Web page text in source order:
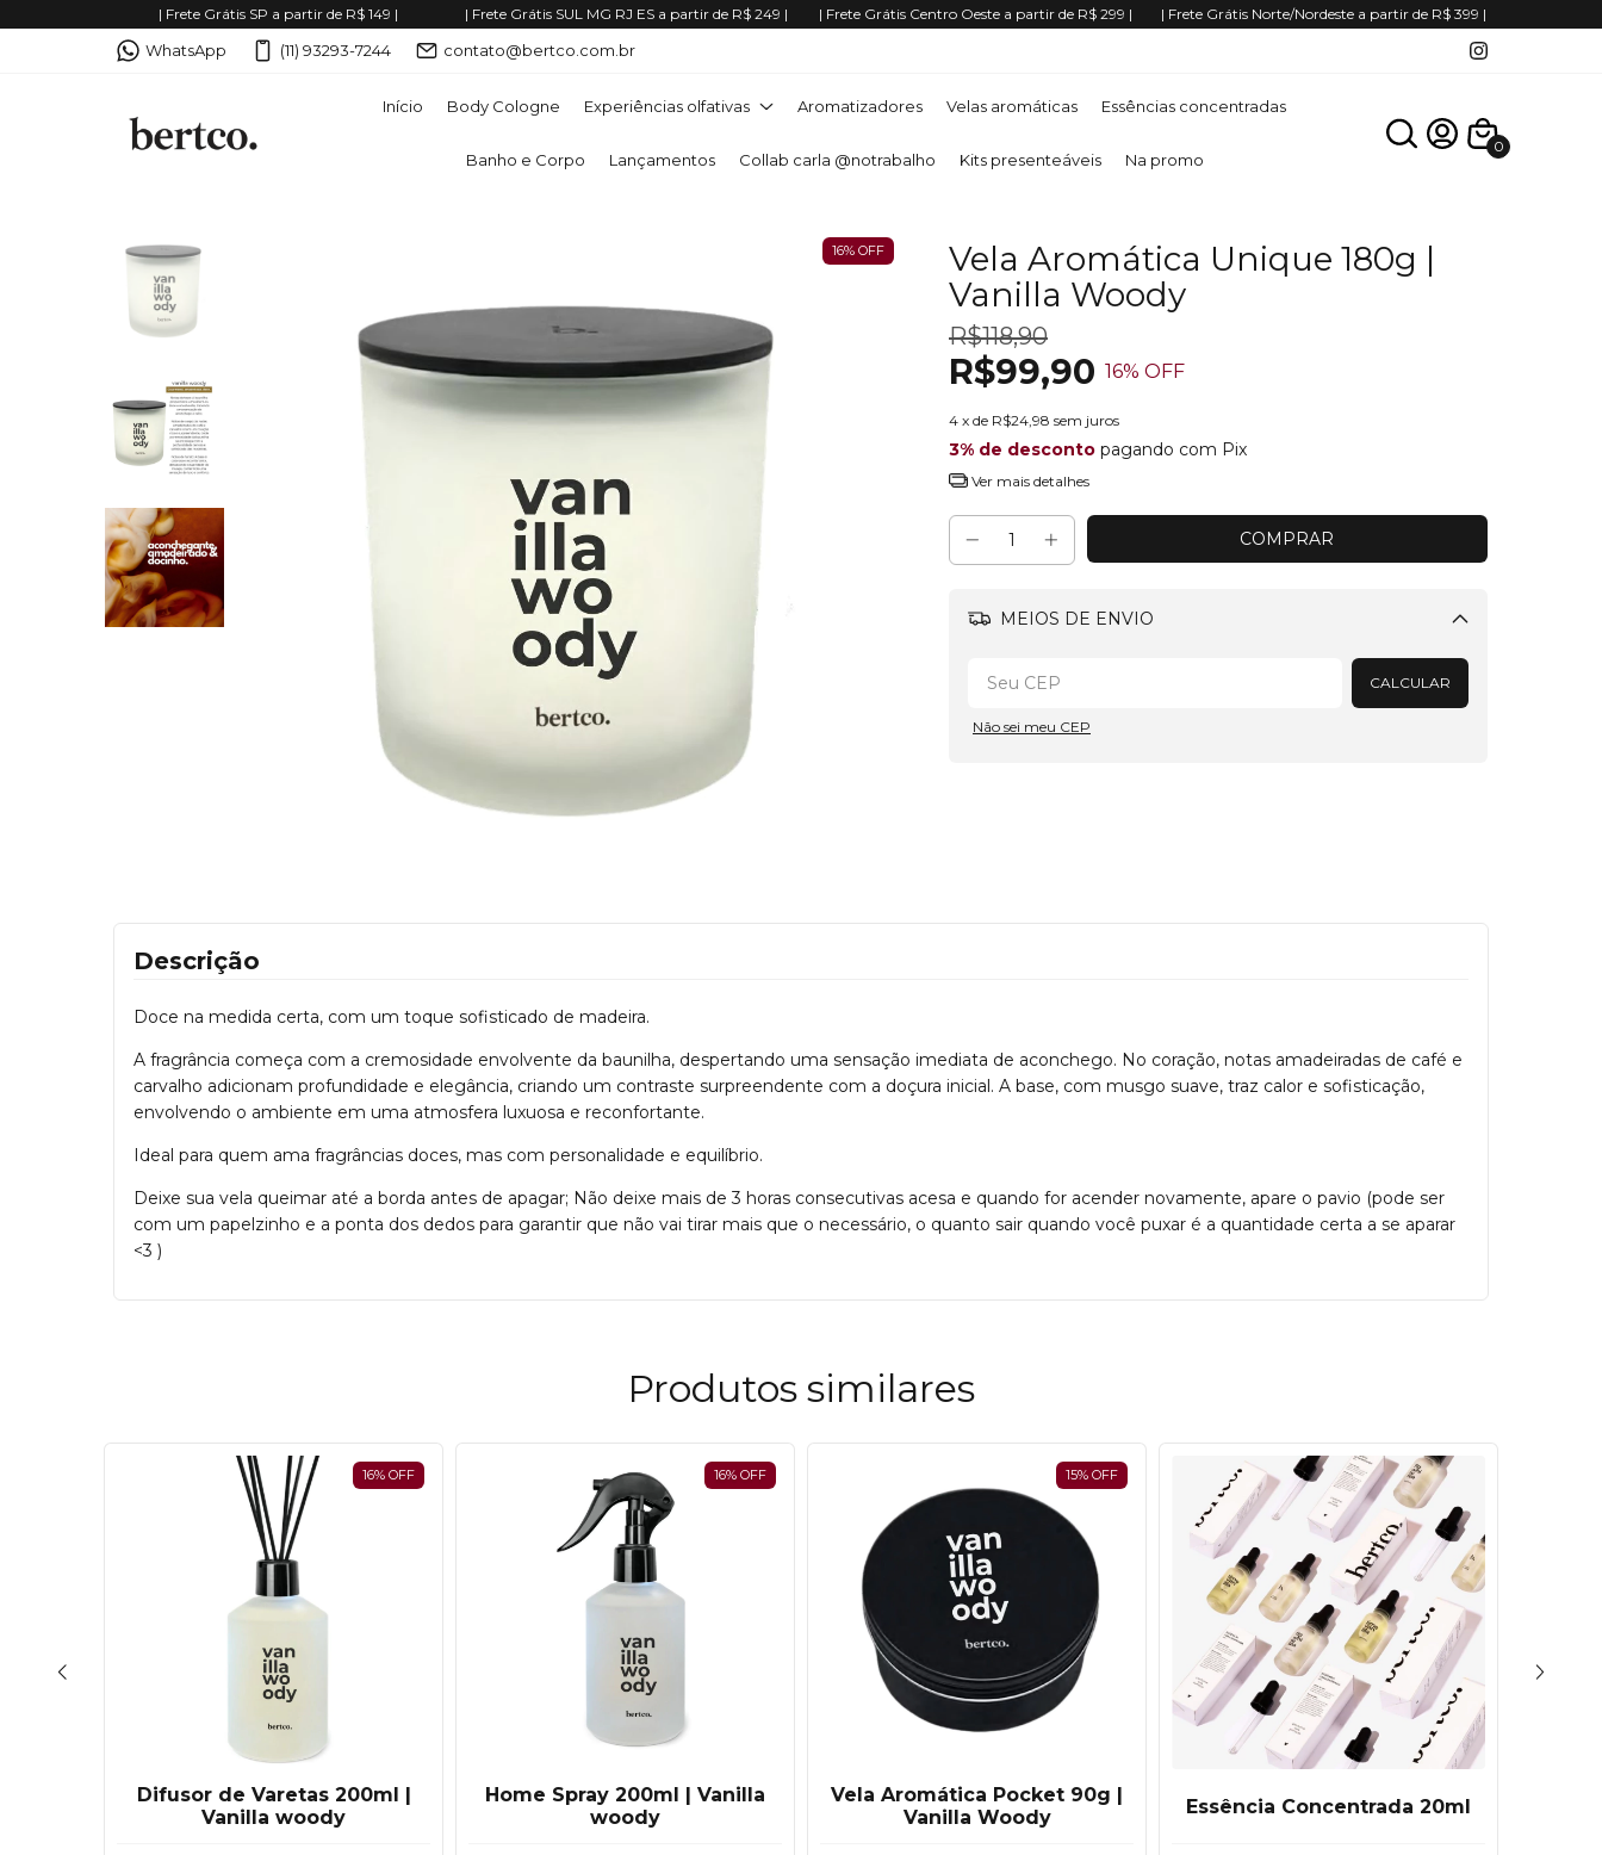
| Frete Grátis SP a partir de R$ 149 | | Frete Grátis SUL MG RJ ES a partir de R$ 249 | | Frete Grátis Centro Oeste a partir de R$ 299 | | Frete Grátis Norte/Nordeste a partir de R$ 399 |
WhatsApp (11) 93293-7244 contato@bertco.com.br
Início Body Cologne Experiências olfativas Aromatizadores Velas aromáticas Essências concentradas
Banho e Corpo Lançamentos Collab carla @notrabalho Kits presenteáveis Na promo
0
16% OFF
Vela Aromática Unique 180g |
Vanilla Woody
R$118,90
R$99,90 16% OFF
4 x de R$24,98 sem juros
3% de desconto pagando com Pix
Ver mais detalhes
MEIOS DE ENVIO
Alterar CEP
CALCULAR
Não sei meu CEP
Descrição
Doce na medida certa, com um toque sofisticado de madeira.
A fragrância começa com a cremosidade envolvente da baunilha, despertando uma sensação imediata de aconchego. No coração, notas amadeiradas de café e
carvalho adicionam profundidade e elegância, criando um contraste surpreendente com a doçura inicial. A base, com musgo suave, traz calor e sofisticação,
envolvendo o ambiente em uma atmosfera luxuosa e reconfortante.
Ideal para quem ama fragrâncias doces, mas com personalidade e equilíbrio.
Deixe sua vela queimar até a borda antes de apagar; Não deixe mais de 3 horas consecutivas acesa e quando for acender novamente, apare o pavio (pode ser
com um papelzinho e a ponta dos dedos para garantir que não vai tirar mais que o necessário, o quanto sair quando você puxar é a quantidade certa a se aparar
<3 )
Produtos similares
16% OFF
Difusor de Varetas 200ml |
Vanilla woody
16% OFF
Home Spray 200ml | Vanilla
woody
15% OFF
Vela Aromática Pocket 90g |
Vanilla Woody
Essência Concentrada 20ml